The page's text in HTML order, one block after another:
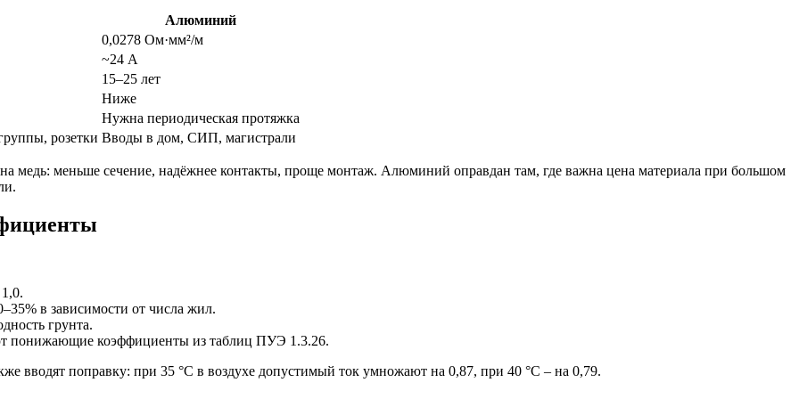
Алюминий
0,0278 Ом·мм²/м
~24 А
15–25 лет
Ниже
Нужна периодическая протяжка
розетки Вводы в дом, СИП, магистрали
медь: меньше сечение, надёжнее контакты, проще монтаж. Алюминий оправдан там, где важна цена материала при большом
в зависимости от числа жил.
грунта.
понижающие коэффициенты из таблиц ПУЭ 1.3.26.
вводят поправку: при 35 °C в воздухе допустимый ток умножают на 0,87, при 40 °C – на 0,79.